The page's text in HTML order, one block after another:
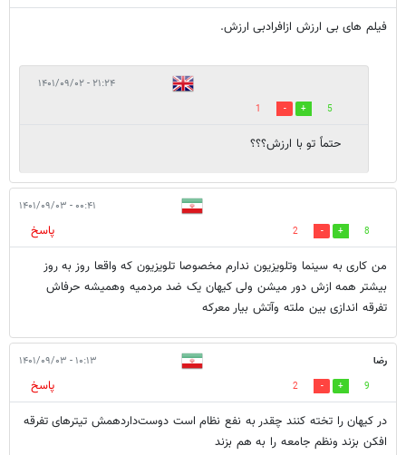
فیلم های بی ارزش ازافرادبی ارزش.
۲۱:۲۴ - ۱۴۰۱/۰۹/۰۲
5
1
حتماً تو با ارزش؟؟؟
۰۰:۴۱ - ۱۴۰۱/۰۹/۰۳
8
2
پاسخ
من کاری به سینما وتلویزیون ندارم مخصوصا تلویزیون که واقعا روز به روز
بیشتر همه ازش دور میشن ولی کیهان یک ضد مردمیه وهمیشه حرفاش
تفرقه اندازی بین ملته وآتش بیار معرکه
رضا ۱۰:۱۳ - ۱۴۰۱/۰۹/۰۳
9
2
پاسخ
در کیهان را تخته کنند چقدر به نفع نظام است دوست‌داردهمش تیترهای تفرقه
افکن بزند ونظم جامعه را به هم بزند